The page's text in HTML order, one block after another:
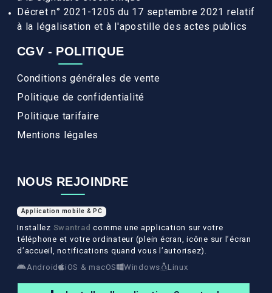
Décret n° 2021-1205 du 17 septembre 2021 relatif
à la légalisation et à l'apostille des actes publics
CGV - POLITIQUE
Conditions générales de vente
Politique de confidentialité
Politique tarifaire
Mentions légales
NOUS REJOINDRE
Application mobile & PC
Installez Swantrad comme une application sur votre
téléphone et votre ordinateur (plein écran, icône sur l’écran
d’accueil, notifications quand vous l’autorisez).
Android
iOS & macOS Windows Linux